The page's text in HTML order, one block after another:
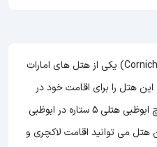
هتل کورنیچ ابوظبی (Corniche Abu Dhabi) یکی از هتل های امارات
هتل را برای اقامت خود در
ابوظبی انتخاب می کنند. هتل کورنیچ ابوظبی هتلی 5 ستاره در ابوظبی
می توانید اقامت لاکچری و